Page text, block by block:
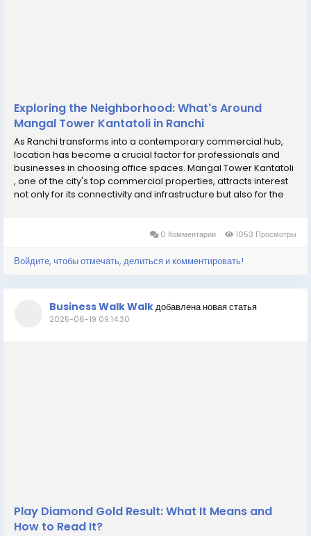
Exploring the Neighborhood: What's Around
Mangal Tower Kantatoli in Ranchi
As Ranchi transforms into a contemporary commercial hub,
location has become a crucial factor for professionals and
businesses in choosing office spaces. Mangal Tower Kantatoli
, one of the city's top commercial properties, attracts interest
not only for its connectivity and infrastructure but also for the
0 Комментарии 1053 Просмотры
Войдите, чтобы отмечать, делиться и комментировать!
Business Walk Walkдобавлена новая статья
2025-06-19 09:14:30
Play Diamond Gold Result: What It Means and
How to Read It?